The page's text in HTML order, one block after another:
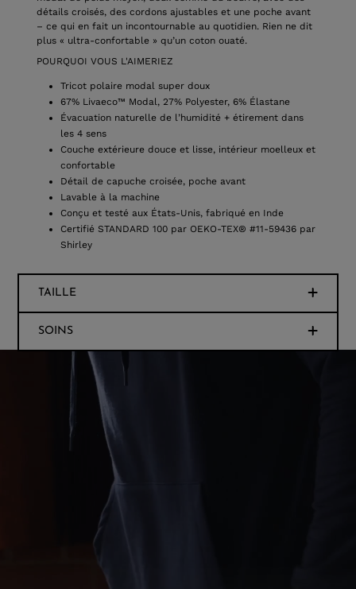
détails croisés, des cordons ajustables et une poche avant
– ce qui en fait un incontournable au quotidien. Rien ne dit
plus « ultra-confortable » qu’un coton ouaté.
POURQUOI VOUS L'AIMERIEZ
Tricot polaire modal super doux
67% Livaeco™ Modal, 27% Polyester, 6% Élastane
Évacuation naturelle de l’humidité + étirement dans
les 4 sens
Couche extérieure douce et lisse, intérieur moelleux et
confortable
Détail de capuche croisée, poche avant
Lavable à la machine
Conçu et testé aux États-Unis, fabriqué en Inde
Certifié STANDARD 100 par OEKO-TEX® #11-59436 par
Shirley
TAILLE
SOINS